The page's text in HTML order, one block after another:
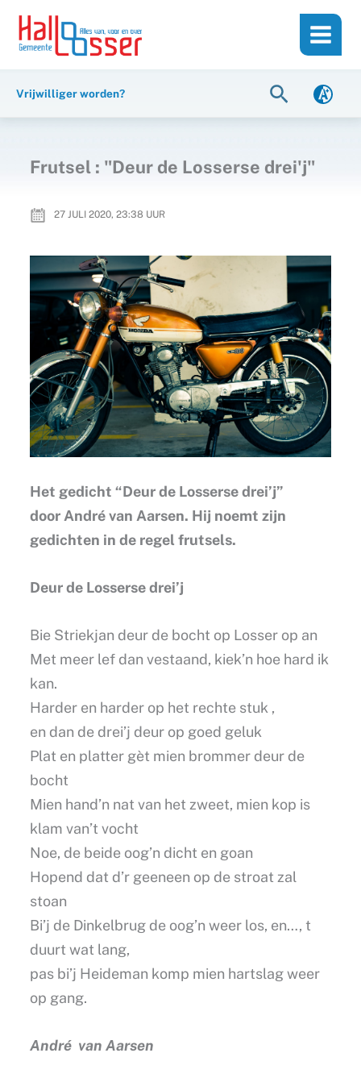
inhoud
naar
Vrijwilliger worden? Zoeken
Frutsel : "Deur de Losserse drei'j"
27 JULI 2020, 23:38 UUR
Het gedicht “Deur de Losserse drei’j”
door André van Aarsen. Hij noemt zijn
gedichten in de regel frutsels.
Deur de Losserse drei’j
Bie Striekjan deur de bocht op Losser op an
Met meer lef dan vestaand, kiek’n hoe hard ik
kan.
Harder en harder op het rechte stuk ,
en dan de drei’j deur op goed geluk
Plat en platter gèt mien brommer deur de
bocht
Mien hand’n nat van het zweet, mien kop is
klam van’t vocht
Noe, de beide oog’n dicht en goan
Hopend dat d’r geeneen op de stroat zal
stoan
Bi’j de Dinkelbrug de oog’n weer los, en…, t
duurt wat lang,
pas bi’j Heideman komp mien hartslag weer
op gang.
André van Aarsen